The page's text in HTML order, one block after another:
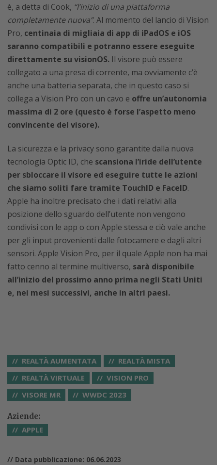
è, a detta di Cook, “l’inizio di una piattaforma
completamente nuova”. Al momento del lancio di Vision
Pro, centinaia di migliaia di app di iPadOS e iOS
saranno compatibili e potranno essere eseguite
direttamente su visionOS. Il visore può essere
collegato a una presa di corrente, ma ovviamente c’è
anche una batteria separata, che in questo caso si
collega a Vision Pro con un cavo e offre un’autonomia
massima di 2 ore (questo è forse l’aspetto meno
convincente del visore).
La sicurezza e la privacy sono garantite dalla nuova
tecnologia Optic ID, che scansiona l’iride dell’utente
per sbloccare il visore ed eseguire tutte le azioni
che siamo soliti fare tramite TouchID e FaceID.
Apple ha inoltre precisato che i dati relativi alla
posizione dello sguardo dell’utente non vengono
condivisi con le app o con Apple stessa e ciò vale anche
per gli input provenienti dalle fotocamere e dagli altri
sensori. Apple Vision Pro, per il quale Apple non ha mai
fatto cenno al termine multiverso, sarà disponibile
all’inizio del prossimo anno prima negli Stati Uniti
e, nei mesi successivi, anche in altri paesi.
REALTÀ AUMENTATA
REALTÀ MISTA
REALTÀ VIRTUALE
VISION PRO
VISORE MR
WWDC 2023
Aziende:
APPLE
// Data pubblicazione: 06.06.2023